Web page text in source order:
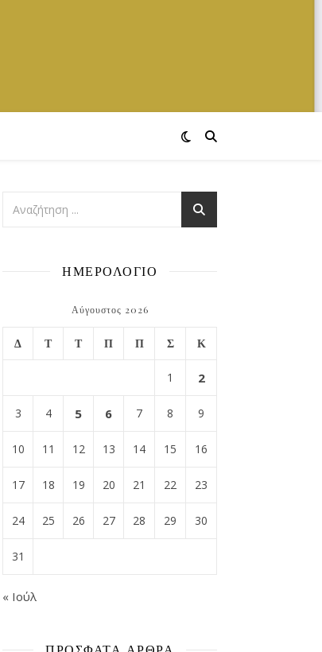
ΗΜΕΡΟΛΟΓΙΟ
Αύγουστος 2026
Δ Τ Τ Π Π Σ Κ
1 2
3 4 5 6 7 8 9
10 11 12 13 14 15 16
17 18 19 20 21 22 23
24 25 26 27 28 29 30
31
« Ιούλ